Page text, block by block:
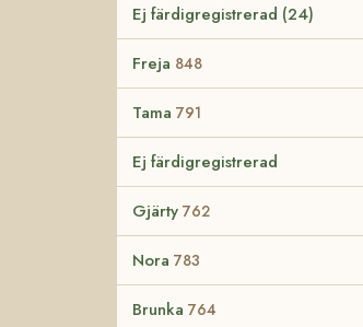
Ej färdigregistrerad (24)
Freja 848
Tama 791
Ej färdigregistrerad
Gjärty 762
Nora 783
Brunka 764